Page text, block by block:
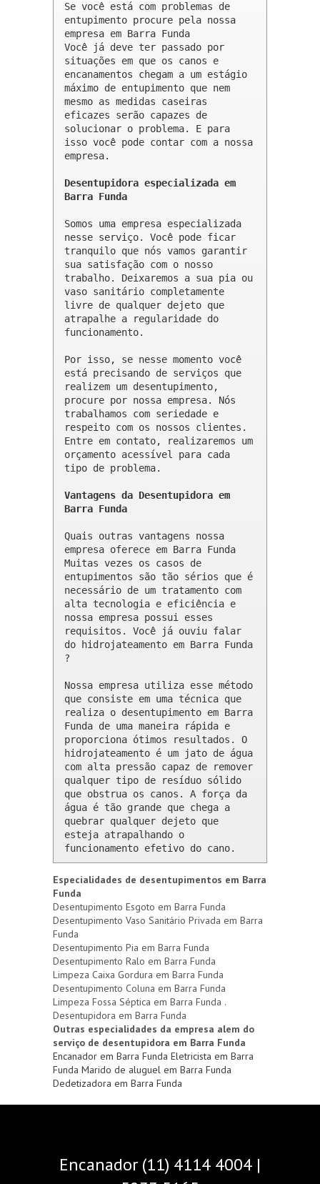
Se você está com problemas de
entupimento procure pela nossa
empresa em Barra Funda
Você já deve ter passado por
situações em que os canos e
encanamentos chegam a um estágio
máximo de entupimento que nem
mesmo as medidas caseiras
eficazes serão capazes de
solucionar o problema. E para
isso você pode contar com a nossa
empresa.
Desentupidora especializada em
Barra Funda
Somos uma empresa especializada
nesse serviço. Você pode ficar
tranquilo que nós vamos garantir
sua satisfação com o nosso
trabalho. Deixaremos a sua pia ou
vaso sanitário completamente
livre de qualquer dejeto que
atrapalhe a regularidade do
funcionamento.
Por isso, se nesse momento você
está precisando de serviços que
realizem um desentupimento,
procure por nossa empresa. Nós
trabalhamos com seriedade e
respeito com os nossos clientes.
Entre em contato, realizaremos um
orçamento acessível para cada
tipo de problema.
Vantagens da Desentupidora em
Barra Funda
Quais outras vantagens nossa
empresa oferece em Barra Funda
Muitas vezes os casos de
entupimentos são tão sérios que é
necessário de um tratamento com
alta tecnologia e eficiência e
nossa empresa possui esses
requisitos. Você já ouviu falar
do hidrojateamento em Barra Funda
?
Nossa empresa utiliza esse método
que consiste em uma técnica que
realiza o desentupimento em Barra
Funda de uma maneira rápida e
proporciona ótimos resultados. O
hidrojateamento é um jato de água
com alta pressão capaz de remover
qualquer tipo de resíduo sólido
que obstrua os canos. A força da
água é tão grande que chega a
quebrar qualquer dejeto que
esteja atrapalhando o
funcionamento efetivo do cano.
Especialidades de desentupimentos em Barra
Funda
Desentupimento Esgoto em Barra Funda
Desentupimento Vaso Sanitário Privada em Barra
Funda
Desentupimento Pia em Barra Funda
Desentupimento Ralo em Barra Funda
Limpeza Caixa Gordura em Barra Funda
Desentupimento Coluna em Barra Funda
Limpeza Fossa Séptica em Barra Funda .
Desentupidora em Barra Funda
Outras especialidades da empresa alem do
serviço de desentupidora em Barra Funda
Encanador em Barra Funda Eletricista em Barra
Funda Marido de aluguel em Barra Funda
Dedetizadora em Barra Funda
Encanador (11) 4114 4004 |